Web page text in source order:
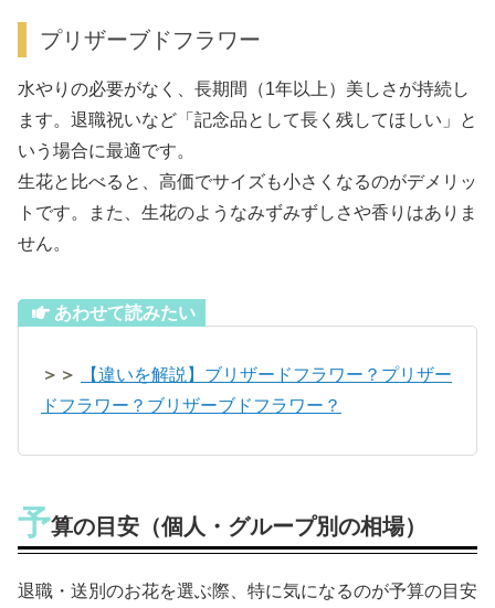
プリザーブドフラワー
水やりの必要がなく、長期間（1年以上）美しさが持続し
ます。退職祝いなど「記念品として長く残してほしい」と
いう場合に最適です。
生花と比べると、高価でサイズも小さくなるのがデメリッ
トです。また、生花のようなみずみずしさや香りはありま
せん。
あわせて読みたい
＞＞
【違いを解説】ブリザードフラワー？プリザー
ドフラワー？ブリザーブドフラワー？
予算の目安（個人・グループ別の相場）
退職・送別のお花を選ぶ際、特に気になるのが予算の目安